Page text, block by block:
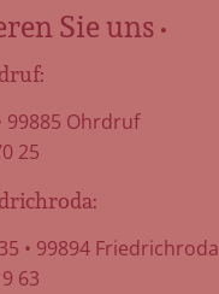
Sie uns •
99885 Ohrdruf
25
• 99894 Friedrichroda
63
und
Sie
allein –